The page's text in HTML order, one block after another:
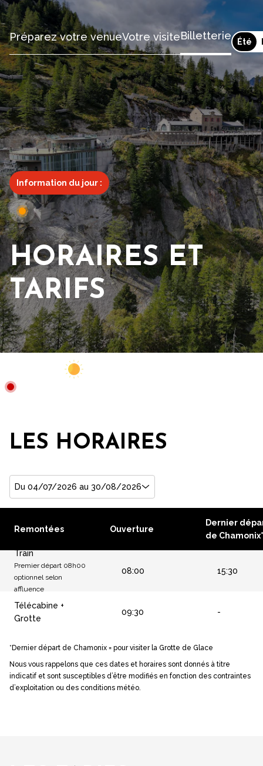
Préparez votre venueVotre visiteBilletterie Été
Information du jour :
HORAIRES ET
TARIFS
LES HORAIRES
Du 04/07/2026 au 30/08/2026
Remontées Ouverture
Dernier
de Chamonix*
Train
Premier départ 08h00
optionnel selon
affluence
Télécabine +
Grotte
08:00 15:30
09:30 -
*Dernier départ de Chamonix = pour visiter la Grotte de Glace
Nous vous rappelons que ces dates et horaires sont donnés à titre
indicatif et sont susceptibles d’être modifiés en fonction des contraintes
d’exploitation ou des conditions météo.